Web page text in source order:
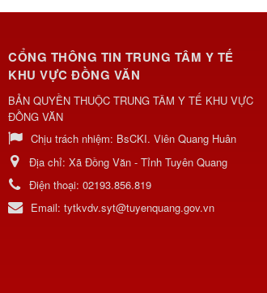
CỔNG THÔNG TIN TRUNG TÂM Y TẾ
KHU VỰC ĐỒNG VĂN
BẢN QUYỀN THUỘC TRUNG TÂM Y TẾ KHU VỰC
ĐỒNG VĂN
Chịu trách nhiệm: BsCKI. Viên Quang Huân
Địa chỉ: Xã Đồng Văn - Tỉnh Tuyên Quang
Điện thoại: 02193.856.819
Email: tytkvdv.syt@tuyenquang.gov.vn